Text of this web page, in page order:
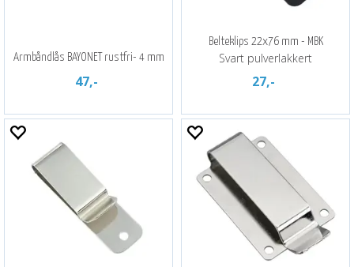
Armbåndlås BAYONET rustfri- 4 mm
47,-
Belteklips 22x76 mm - MBK
Svart pulverlakkert
27,-